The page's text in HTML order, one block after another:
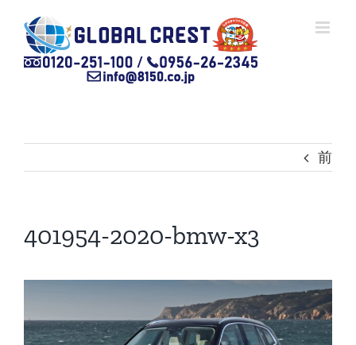
content
前
401954-2020-bmw-x3